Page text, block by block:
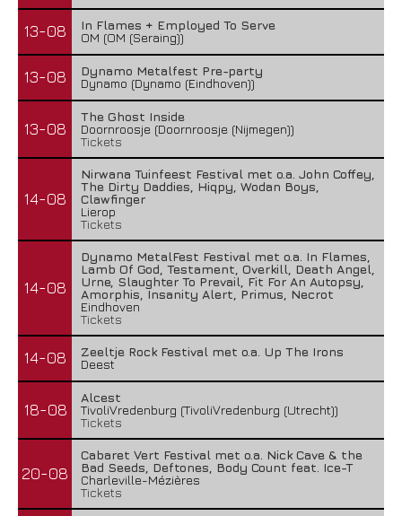
13-08
In Flames + Employed To Serve
OM (OM (Seraing))
13-08
Dynamo Metalfest Pre-party
Dynamo (Dynamo (Eindhoven))
13-08
The Ghost Inside
Doornroosje (Doornroosje (Nijmegen))
Tickets
14-08
Nirwana Tuinfeest Festival met o.a. John Coffey,
The Dirty Daddies, Hiqpy, Wodan Boys,
Clawfinger
Lierop
Tickets
14-08
Dynamo MetalFest Festival met o.a. In Flames,
Lamb Of God, Testament, Overkill, Death Angel,
Urne, Slaughter To Prevail, Fit For An Autopsy,
Amorphis, Insanity Alert, Primus, Necrot
Eindhoven
Tickets
14-08
Zeeltje Rock Festival met o.a. Up The Irons
Deest
18-08
Alcest
TivoliVredenburg (TivoliVredenburg (Utrecht))
Tickets
20-08
Cabaret Vert Festival met o.a. Nick Cave & the
Bad Seeds, Deftones, Body Count feat. Ice-T
Charleville-Mézières
Tickets